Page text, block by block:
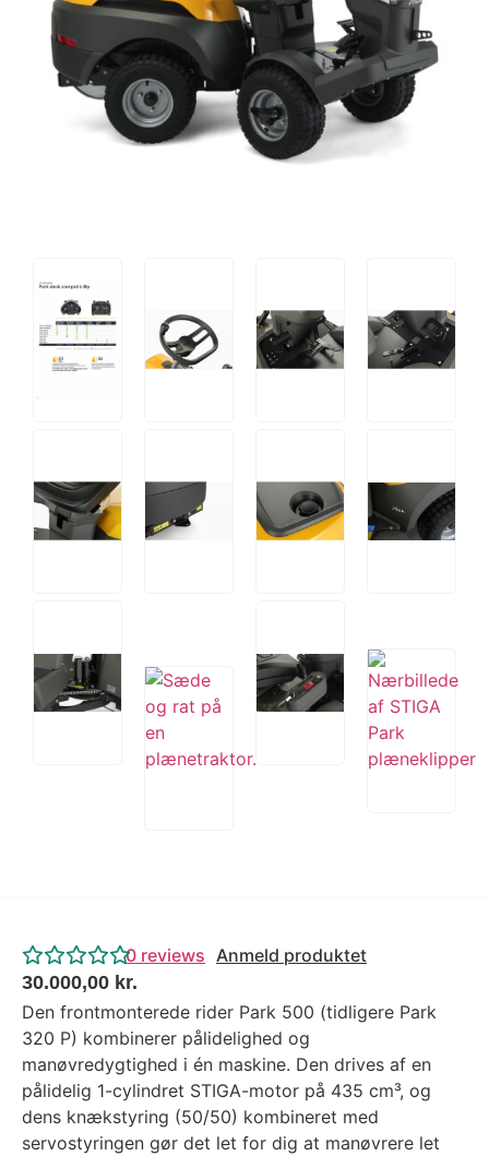
Tips og tricks
4.4 Google Reviews
4.7 Trustpilot
0 reviews Anmeld produktet
30.000,00 kr.
Den frontmonterede rider Park 500 (tidligere Park
320 P) kombinerer pålidelighed og
manøvredygtighed i én maskine. Den drives af en
pålidelig 1-cylindret STIGA-motor på 435 cm³, og
dens knækstyring (50/50) kombineret med
servostyringen gør det let for dig at manøvrere let